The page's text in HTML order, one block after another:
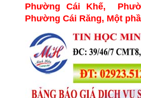
Phường Cái Khế,
Phường Cái Răng, Một